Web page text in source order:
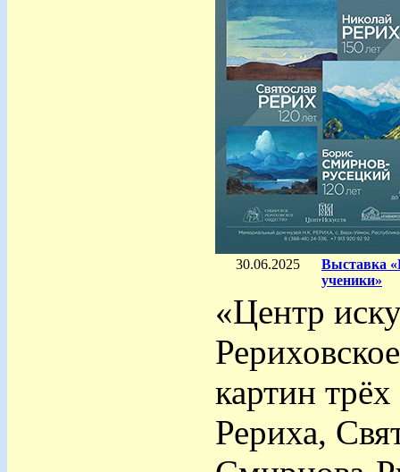
30.06.2025
Выставка
ученики»
«Центр
картин
Рериха,